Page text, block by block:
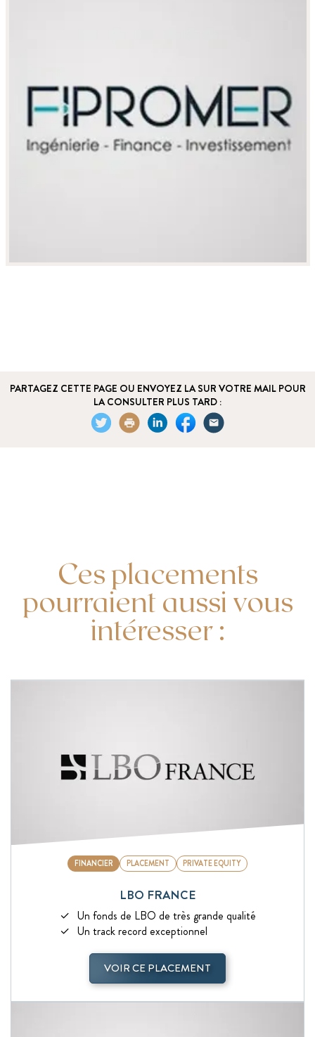
PARTAGEZ CETTE PAGE OU ENVOYEZ LA SUR VOTRE MAIL POUR
LA CONSULTER PLUS TARD :
Ces placements
pourraient aussi vous
intéresser :
PLACEMENT PRIVATE EQUITY
FINANCIER
LBO FRANCE
Un fonds de LBO de très grande qualité
Un track record exceptionnel
VOIR CE PLACEMENT